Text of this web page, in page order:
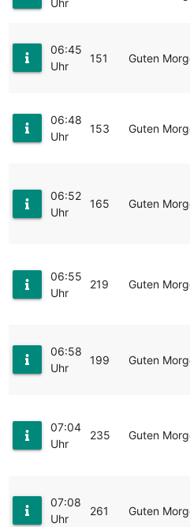
Uhr
06:45
Uhr
151 Guten
06:48
Uhr
153 Guten
06:52
Uhr
165 Guten
06:55
Uhr
219 Guten
06:58
Uhr
199 Guten
07:04
Uhr
235 Guten
07:08
Uhr
261 Guten